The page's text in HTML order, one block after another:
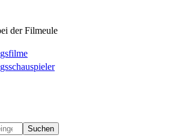
der Filmeule
Suchen